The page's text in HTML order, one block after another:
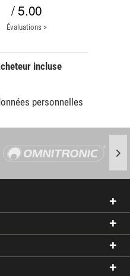
/ 5.00
Évaluations >
incluse
personnelles